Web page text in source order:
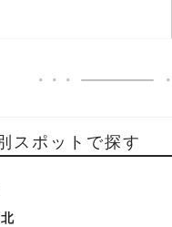
スポットで探す